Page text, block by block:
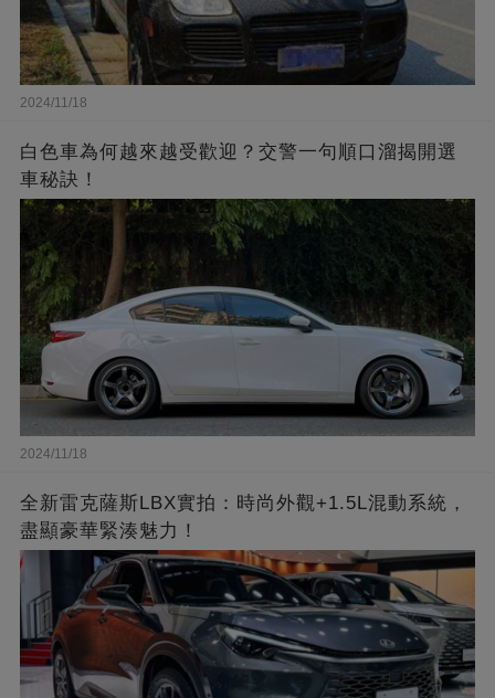
2024/11/18
白色車為何越來越受歡迎？交警一句順口溜揭開選
車秘訣！
2024/11/18
全新雷克薩斯LBX實拍：時尚外觀+1.5L混動系統，
盡顯豪華緊湊魅力！